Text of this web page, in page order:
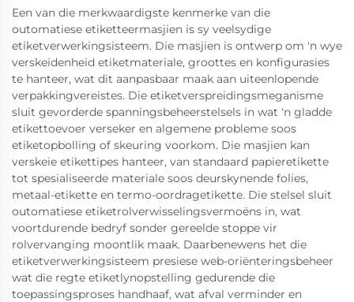
Een van die merkwaardigste kenmerke van die
outomatiese etiketteermasjien is sy veelsydige
etiketverwerkingsisteem. Die masjien is ontwerp om 'n wye
verskeidenheid etiketmateriale, groottes en konfigurasies
te hanteer, wat dit aanpasbaar maak aan uiteenlopende
verpakkingvereistes. Die etiketverspreidingsmeganisme
sluit gevorderde spanningsbeheerstelsels in wat 'n gladde
etikettoevoer verseker en algemene probleme soos
etiketopbolling of skeuring voorkom. Die masjien kan
verskeie etikettipes hanteer, van standaard papieretikette
tot spesialiseerde materiale soos deurskynende folies,
metaal-etikette en termo-oordragetikette. Die stelsel sluit
outomatiese etiketrolverwisselingsvermoëns in, wat
voortdurende bedryf sonder gereelde stoppe vir
rolvervanging moontlik maak. Daarbenewens het die
etiketverwerkingsisteem presiese web-oriënteringsbeheer
wat die regte etiketlynopstelling gedurende die
toepassingsproses handhaaf, wat afval verminder en